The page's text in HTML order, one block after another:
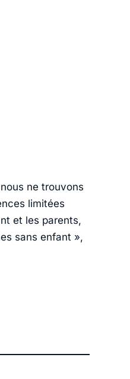
ne trouvons
limitées
et les parents,
sans enfant »,